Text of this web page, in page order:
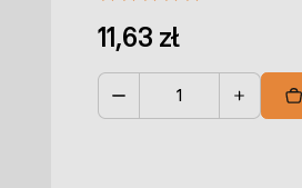
11,63 zł